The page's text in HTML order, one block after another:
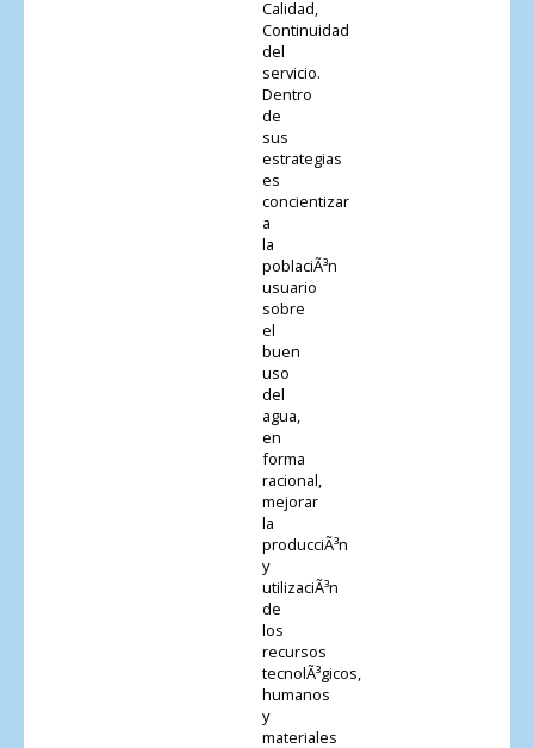
Calidad,
Continuidad
del
servicio.
Dentro
de
sus
estrategias
es
concientizar
a
la
poblaciÃ³n
usuario
sobre
el
buen
uso
del
agua,
en
forma
racional,
mejorar
la
producciÃ³n
y
utilizaciÃ³n
de
los
recursos
tecnolÃ³gicos,
humanos
y
materiales